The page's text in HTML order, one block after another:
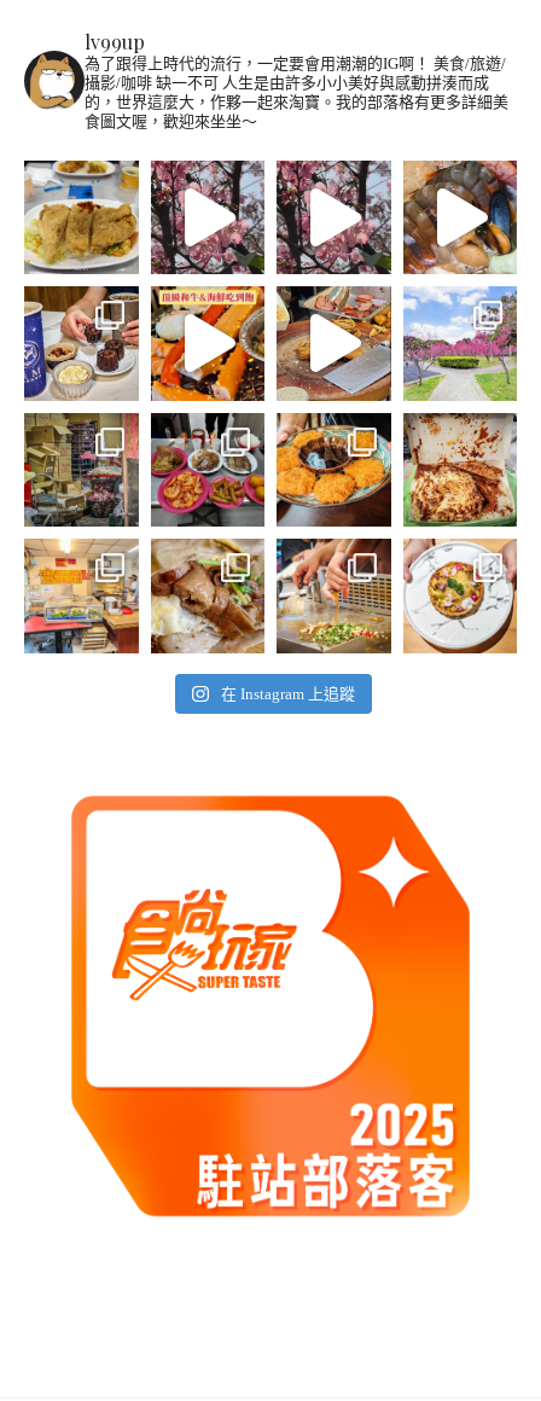
lv99up
為了跟得上時代的流行，一定要會用潮潮的IG啊！ 美食/旅遊/
攝影/咖啡 缺一不可 人生是由許多小小美好與感動拼湊而成
的，世界這麼大，作夥一起來淘寶。我的部落格有更多詳細美
食圖文喔，歡迎來坐坐～
在 Instagram 上追蹤